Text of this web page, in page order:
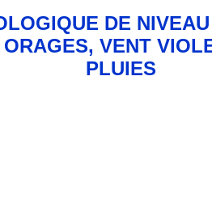
DE
VENT
PLUIES